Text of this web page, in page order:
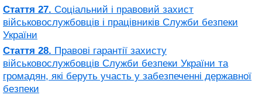
Стаття 27. Соціальний і правовий захист
військовослужбовців і працівників Служби безпеки
України
Стаття 28. Правові гарантії захисту
військовослужбовців Служби безпеки України та
громадян, які беруть участь у забезпеченні державної
безпеки